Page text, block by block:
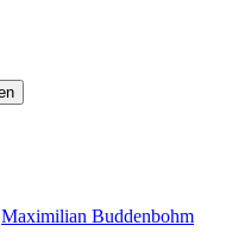
Maximilian Buddenbohm